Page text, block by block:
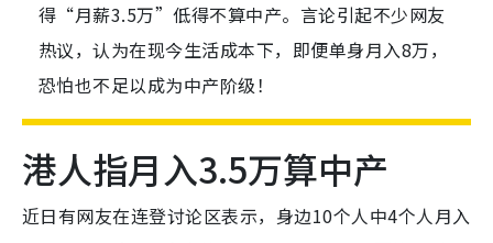
得“月薪3.5万”低得不算中产。言论引起不少网友
热议，认为在现今生活成本下，即便单身月入8万，
恐怕也不足以成为中产阶级！
港人指月入3.5万算中产
近日有网友在连登讨论区表示，身边10个人中4个人月入